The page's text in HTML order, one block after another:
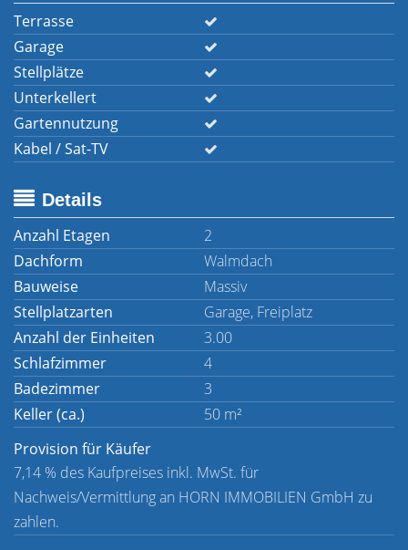
Terrasse
Garage
Stellplätze
Unterkellert
Gartennutzung
Kabel / Sat-TV
Details
Anzahl Etagen
2
Dachform
Walmdach
Bauweise
Massiv
Stellplatzarten
Garage, Freiplatz
Anzahl der Einheiten
3.00
Schlafzimmer
4
Badezimmer
3
Keller (ca.)
50 m²
Provision für Käufer
7,14 % des Kaufpreises inkl. MwSt. für
Nachweis/Vermittlung an HORN IMMOBILIEN GmbH zu
zahlen.